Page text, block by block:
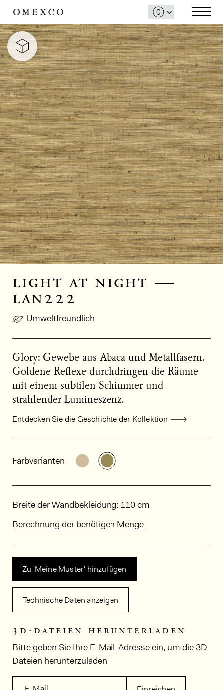
light at night —
lan222
Umweltfreundlich
Glory: Gewebe aus Abaca und Metallfasern.
Goldene Reflexe durchdringen die Räume
mit einem subtilen Schimmer und
strahlender Lumineszenz.
Entdecken Sie die Geschichte der Kollektion
Allgemeine Produktinformationen
Farbvarianten Weitere Varianten entdecken:
Weitere Varianten
Abmessungen
Breite der Wandbekleidung: 110 cm
Berechnung der benötigen Menge
Zu 'Meine Muster' hinzufügen
Technische Daten anzeigen
3d-dateien herunterladen
Bitte geben Sie Ihre E-Mail-Adresse ein, um die 3D-
Dateien herunterzuladen